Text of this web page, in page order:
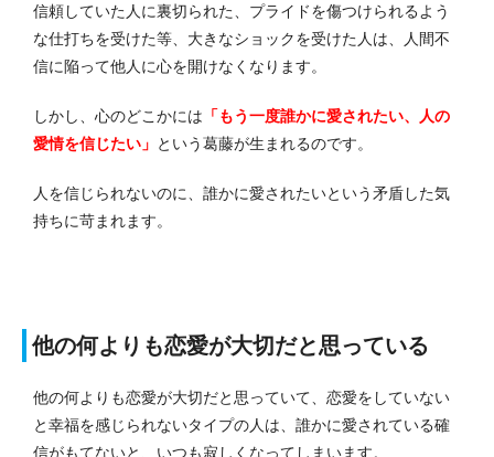
信頼していた人に裏切られた、プライドを傷つけられるよう
な仕打ちを受けた等、大きなショックを受けた人は、人間不
信に陥って他人に心を開けなくなります。
しかし、心のどこかには 「もう一度誰かに愛されたい、人の
愛情を信じたい」 という葛藤が生まれるのです。
人を信じられないのに、誰かに愛されたいという矛盾した気
持ちに苛まれます。
他の何よりも恋愛が大切だと思っている
他の何よりも恋愛が大切だと思っていて、恋愛をしていない
と幸福を感じられないタイプの人は、誰かに愛されている確
信がもてないと、いつも寂しくなってしまいます。